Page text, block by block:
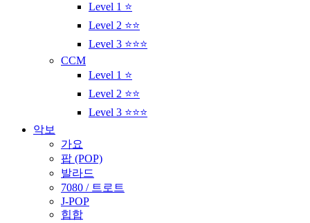
Level 1 ⭐
Level 2 ⭐⭐
Level 3 ⭐⭐⭐
CCM
Level 1 ⭐
Level 2 ⭐⭐
Level 3 ⭐⭐⭐
악보
가요
팝 (POP)
발라드
7080 / 트로트
J-POP
힙합